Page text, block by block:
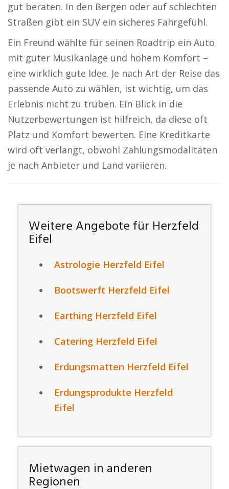
gut beraten. In den Bergen oder auf schlechten
Straßen gibt ein SUV ein sicheres Fahrgefühl.
Ein Freund wählte für seinen Roadtrip ein Auto
mit guter Musikanlage und hohem Komfort –
eine wirklich gute Idee. Je nach Art der Reise das
passende Auto zu wählen, ist wichtig, um das
Erlebnis nicht zu trüben. Ein Blick in die
Nutzerbewertungen ist hilfreich, da diese oft
Platz und Komfort bewerten. Eine Kreditkarte
wird oft verlangt, obwohl Zahlungsmodalitäten
je nach Anbieter und Land variieren.
Weitere Angebote für Herzfeld
Eifel
Astrologie Herzfeld Eifel
Bootswerft Herzfeld Eifel
Earthing Herzfeld Eifel
Catering Herzfeld Eifel
Erdungsmatten Herzfeld Eifel
Erdungsprodukte Herzfeld
Eifel
Mietwagen in anderen
Regionen